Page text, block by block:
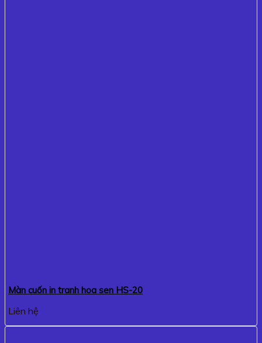
Màn cuốn in tranh hoa sen HS-20
Liên hệ